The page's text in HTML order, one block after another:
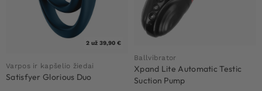
2 už 39,90 €
Varpos ir kapšelio žiedai
Satisfyer Glorious Duo
Ballvibrator
Xpand Lite Automatic Testic
Suction Pump